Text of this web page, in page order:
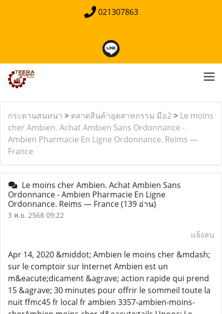
021307863
กระดานสนทนา > ตลาดสินค้าอุตสาหกรรม มือ2> Le moins
cher Ambien. Achat Ambien Sans Ordonnance -
Ambien Pharmacie En Ligne Ordonnance. Reims —
France
Le moins cher Ambien. Achat Ambien Sans
Ordonnance - Ambien Pharmacie En Ligne
Ordonnance. Reims — France(139 อ่าน)
3 พ.ย. 2568 09:22
แจ้งลบ
Apr 14, 2020 &middot; Ambien le moins cher &mdash;
sur le comptoir sur Internet Ambien est un
m&eacute;dicament &agrave; action rapide qui prend
15 &agrave; 30 minutes pour offrir le sommeil toute la
nuit ffmc45 fr local fr ambien 3357-ambien-moins-